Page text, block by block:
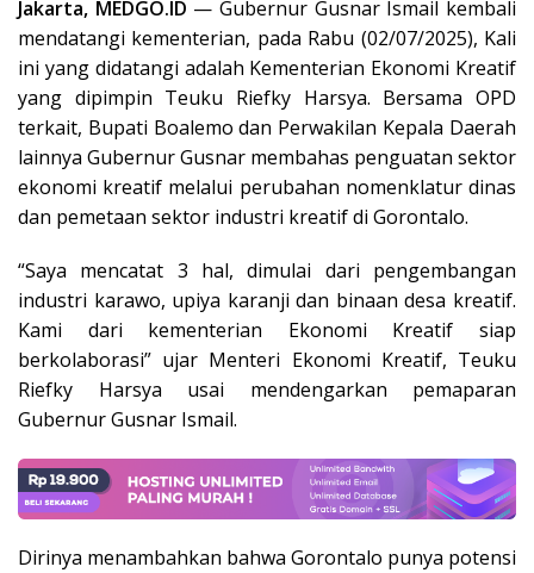
Jakarta, MEDGO.ID — Gubernur Gusnar Ismail kembali
mendatangi kementerian, pada Rabu (02/07/2025), Kali
ini yang didatangi adalah Kementerian Ekonomi Kreatif
yang dipimpin Teuku Riefky Harsya. Bersama OPD
terkait, Bupati Boalemo dan Perwakilan Kepala Daerah
lainnya Gubernur Gusnar membahas penguatan sektor
ekonomi kreatif melalui perubahan nomenklatur dinas
dan pemetaan sektor industri kreatif di Gorontalo.
“Saya mencatat 3 hal, dimulai dari pengembangan
industri karawo, upiya karanji dan binaan desa kreatif.
Kami dari kementerian Ekonomi Kreatif siap
berkolaborasi” ujar Menteri Ekonomi Kreatif, Teuku
Riefky Harsya usai mendengarkan pemaparan
Gubernur Gusnar Ismail.
Dirinya menambahkan bahwa Gorontalo punya potensi